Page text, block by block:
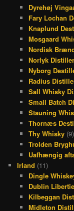
Dyrehøj
Fary Lochan
Knaplund
Mosgaard
Nordisk
Norlyk
Nyborg
Radius
Sall Whisky
Small Batch
Stauning
Thornæs
Thy Whisky(9)
Trolden
Uafhængig
Irland (11)
Dingle
Dublin
Kilbeggan
Midleton